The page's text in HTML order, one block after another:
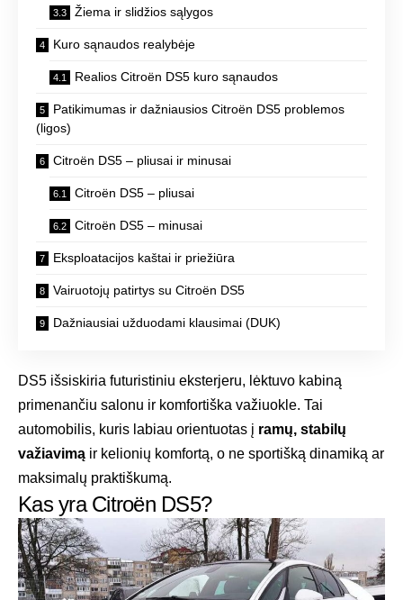
Žiema ir slidžios sąlygos
Kuro sąnaudos realybėje
Realios Citroën DS5 kuro sąnaudos
Patikimumas ir dažniausios Citroën DS5 problemos
(ligos)
Citroën DS5 – pliusai ir minusai
Citroën DS5 – pliusai
Citroën DS5 – minusai
Eksploatacijos kaštai ir priežiūra
Vairuotojų patirtys su Citroën DS5
Dažniausiai užduodami klausimai (DUK)
DS5 išsiskiria futuristiniu eksterjeru, lėktuvo kabiną
primenančiu salonu ir komfortiška važiuokle. Tai
automobilis, kuris labiau orientuotas į ramų, stabilų
važiavimą ir kelionių komfortą, o ne sportišką dinamiką ar
maksimalų praktiškumą.
Kas yra Citroën DS5?